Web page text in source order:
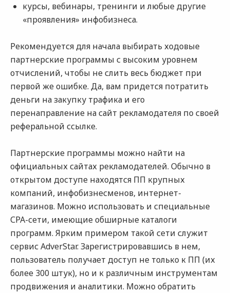
курсы, вебинары, тренинги и любые другие
«проявления» инфобизнеса.
Рекомендуется для начала выбирать ходовые
партнерские программы с высоким уровнем
отчислений, чтобы не слить весь бюджет при
первой же ошибке. Да, вам придется потратить
деньги на закупку трафика и его
перенаправление на сайт рекламодателя по своей
реферальной ссылке.
Партнерские программы можно найти на
официальных сайтах рекламодателей. Обычно в
открытом доступе находятся ПП крупных
компаний, инфобизнесменов, интернет-
магазинов. Можно использовать и специальные
СРА-сети, имеющие обширные каталоги
программ. Ярким примером такой сети служит
сервис AdverStar. Зарегистрировавшись в нем,
пользователь получает доступ не только к ПП (их
более 300 штук), но и к различным инструментам
продвижения и аналитики. Можно обратить